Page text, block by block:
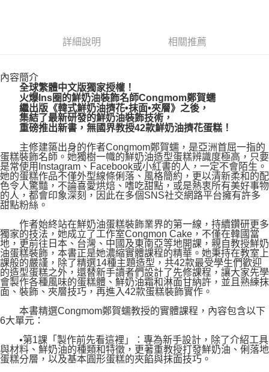
博客來商品配送方式
每筆NT$80，滿NT$1,000(含以上)免運費
詳細說明 相關推薦
內容簡介
全球繁體中文版獨家授權！
火爆Ins圈的鮮奶油裝飾名師Congmom鄭賀蠕
繼出版《韓式鮮奶油擠花•抹面•夾層》之後，
集結了最新研發的鮮奶油裝飾技術，
重磅推出新書，無國界教授42款鮮奶油擠花蛋糕！
主修建築出身的作者Congmom鄭賀蠕，是亞洲首屈一指的
蛋糕裝飾名師。她獨樹一幟的鮮奶油造型蛋糕辨識度極高，只要
是常使用Instagram、Facebook或小紅書的人，一定不會陌生。
她的蛋糕作品不僅外型線條俐落、風格簡約，更以清新柔和的配
色令人驚豔，不論喜愛烘焙、嗜吃甜點，或是熱衷所有美好事物
的人，都會印象深刻，因此在多個SNS社交網路平台擁有許多
甜點粉絲。
作者始終站在鮮奶油蛋糕裝飾業界的第一線，持續鑽研更多
獨家的技法，她成立了工作室Congmon Cake，不僅在韓國當
地，更前往日本、台灣、中國及東南亞等地開課，親自教授鮮奶
油蛋糕裝飾，本書正是她濃縮實體課程的精華。她秉持在教室上
課般的嚴謹，除了精選14種主題造型，共42款最受學生們歡迎
的造型蛋糕之外，還替新手讀者們設計了先修課程，讓大家先學
會製作各種風味的蛋糕體、鮮奶油霜和淋面甘納許，並且熟練抹
面、裝飾、夾層技巧，再進入42款蛋糕裝飾實作。
本書精選Congmom鄭賀蠕教授的實體課程，內容包含以下
6大單元：
•第1課「製作前先看這裡」：專為新手設計，除了介紹工具
與材料、鮮奶油的種類和特徵，更著重教授打發鮮奶油、俐落地
蛋糕分層，以及基本圓形蛋糕的夾餡與抹面技巧。